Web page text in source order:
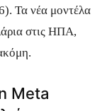
Τα νέα μοντέλα
στις ΗΠΑ,
Meta